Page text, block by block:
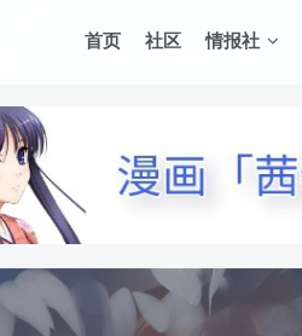
首页 社区 情报社